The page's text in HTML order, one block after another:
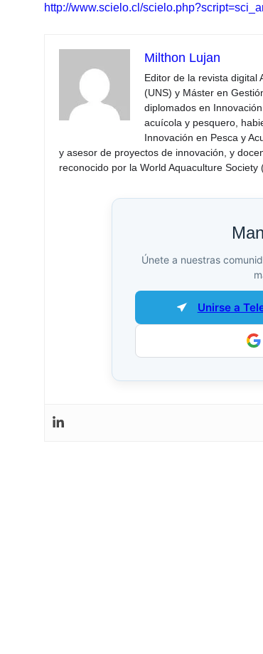
http://www.scielo.cl/
Milthon Lujan
Editor de la revista digital
(UNS) y Máster en
diplomados en
acuícola y pesquero,
Innovación en Pesca y
y asesor de proyectos de innovación, y
reconocido por la World Aquaculture
Únete a nuestras
Unirse a